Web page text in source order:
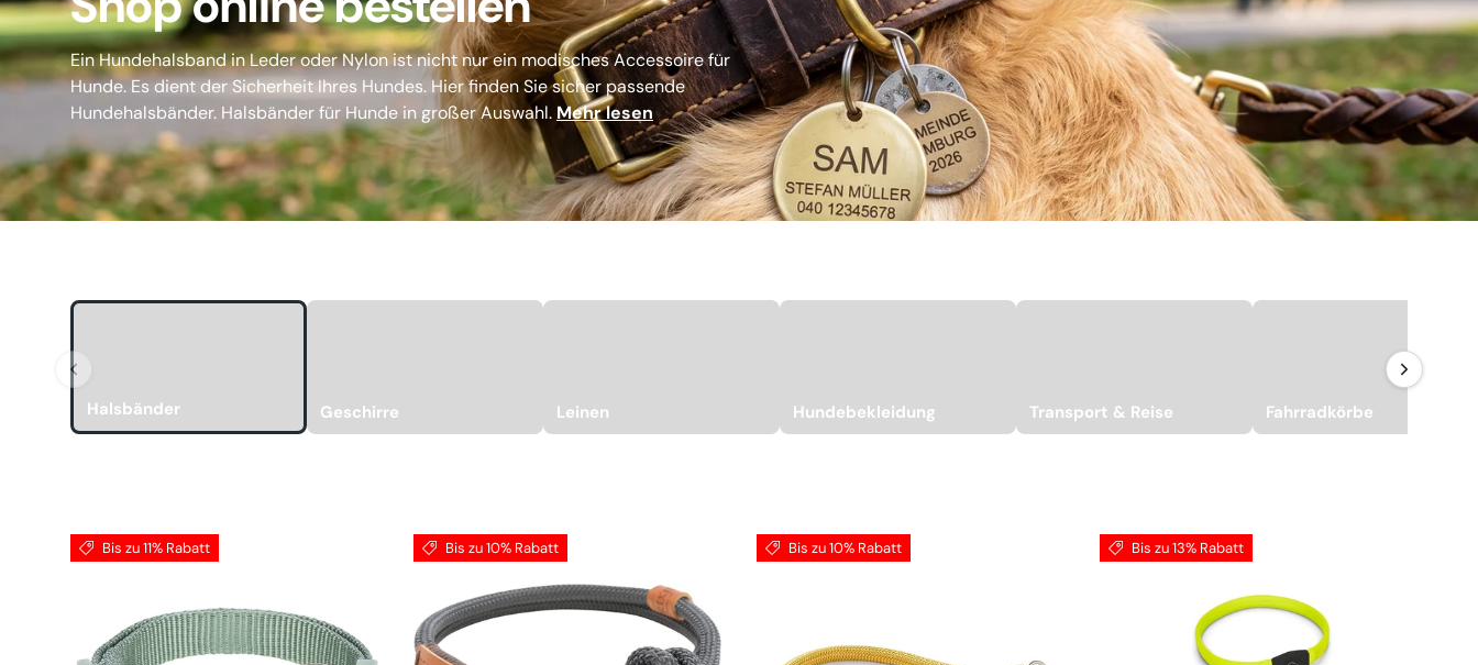
Ein Hundehalsband in Leder oder Nylon ist nicht nur ein modisches Accessoire für
Hunde. Es dient der Sicherheit Ihres Hundes. Hier finden Sie sicher passende
Hundehalsbänder. Halsbänder für Hunde in großer Auswahl. Mehr lesen
Halsbänder Geschirre Leinen Hundebekleidung Transport & Reise Fahrradkörbe
Bis zu 11% Rabatt Bis zu 10% Rabatt Bis zu 10% Rabatt Bis zu 13% Rabatt